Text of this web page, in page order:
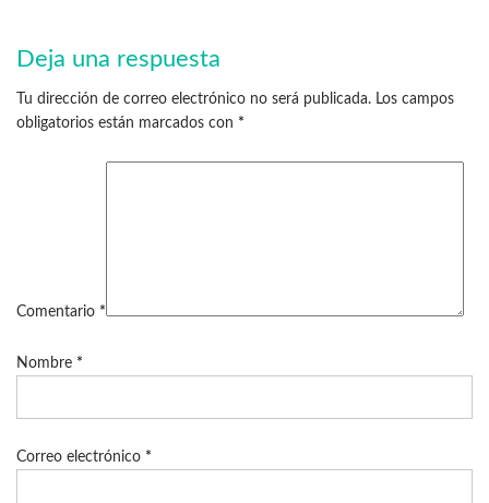
Deja una respuesta
Tu dirección de correo electrónico no será publicada. Los campos
obligatorios están marcados con *
Comentario *
Nombre *
Correo electrónico *